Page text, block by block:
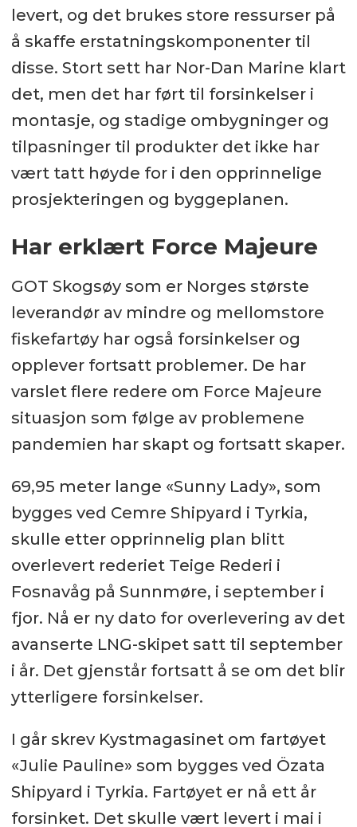
levert, og det brukes store ressurser på
å skaffe erstatningskomponenter til
disse. Stort sett har Nor-Dan Marine klart
det, men det har ført til forsinkelser i
montasje, og stadige ombygninger og
tilpasninger til produkter det ikke har
vært tatt høyde for i den opprinnelige
prosjekteringen og byggeplanen.
Har erklært Force Majeure
GOT Skogsøy som er Norges største
leverandør av mindre og mellomstore
fiskefartøy har også forsinkelser og
opplever fortsatt problemer. De har
varslet flere redere om Force Majeure
situasjon som følge av problemene
pandemien har skapt og fortsatt skaper.
69,95 meter lange «Sunny Lady», som
bygges ved Cemre Shipyard i Tyrkia,
skulle etter opprinnelig plan blitt
overlevert rederiet Teige Rederi i
Fosnavåg på Sunnmøre, i september i
fjor. Nå er ny dato for overlevering av det
avanserte LNG-skipet satt til september
i år. Det gjenstår fortsatt å se om det blir
ytterligere forsinkelser.
I går skrev Kystmagasinet om fartøyet
«Julie Pauline» som bygges ved Özata
Shipyard i Tyrkia. Fartøyet er nå ett år
forsinket. Det skulle vært levert i mai i